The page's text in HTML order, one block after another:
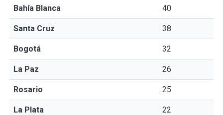
Bahía Blanca 40
Santa Cruz 38
Bogotá 32
La Paz 26
Rosario 25
La Plata 22